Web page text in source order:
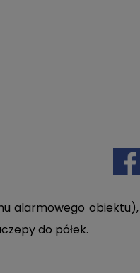
alarmowego obiektu),
do półek.